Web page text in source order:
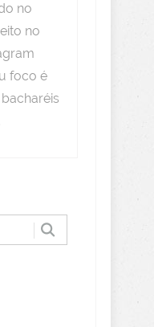
no
no
foco é